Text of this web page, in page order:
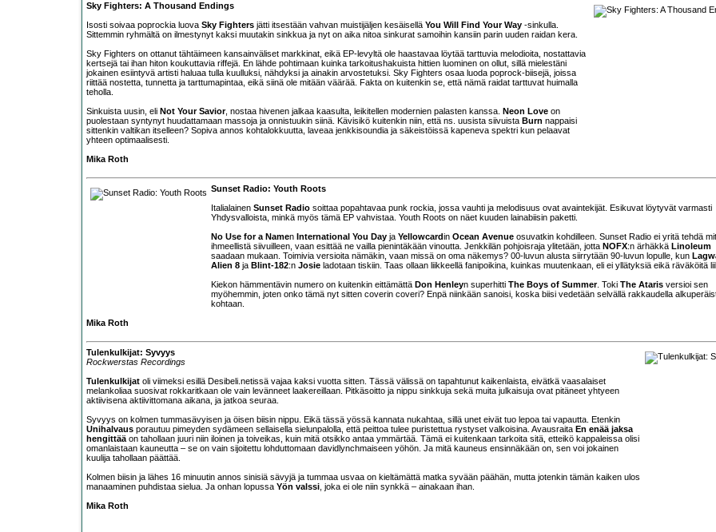
Sky Fighters: A Thousand Endings
Isosti soivaa poprockia luova Sky Fighters jätti itsestään vahvan muistijäljen kesäisellä You Will Find Your Way -sinkulla.
Sittemmin ryhmältä on ilmestynyt kaksi muutakin sinkkua ja nyt on aika nitoa sinkurat samoihin kansiin parin uuden raidan kera.
Sky Fighters on ottanut tähtäimeen kansainväliset markkinat, eikä EP-levyltä ole haastavaa löytää tarttuvia melodioita, nostattavia
kertsejä tai ihan hiton koukuttavia riffejä. En lähde pohtimaan kuinka tarkoitushakuista hittien luominen on ollut, sillä mielestäni
jokainen esiintyvä artisti haluaa tulla kuulluksi, nähdyksi ja ainakin arvostetuksi. Sky Fighters osaa luoda poprock-biisejä, joissa
riittää nostetta, tunnetta ja tarttumapintaa, eikä siinä ole mitään väärää. Fakta on kuitenkin se, että nämä raidat tarttuvat huimalla
teholla.
Sinkuista uusin, eli Not Your Savior, nostaa hivenen jalkaa kaasulta, leikitellen modernien palasten kanssa. Neon Love on
puolestaan syntynyt huudattamaan massoja ja onnistuukin siinä. Kävisikö kuitenkin niin, että ns. uusista siivuista Burn nappaisi
sittenkin valtikan itselleen? Sopiva annos kohtalokkuutta, laveaa jenkkisoundia ja säkeistöissä kapeneva spektri kun pelaavat
yhteen optimaalisesti.
Mika Roth
Sunset Radio: Youth Roots
Italialainen Sunset Radio soittaa popahtavaa punk rockia, jossa vauhti ja melodisuus ovat avaintekijät. Esikuvat löytyvät varmasti
Yhdysvalloista, minkä myös tämä EP vahvistaa. Youth Roots on näet kuuden lainabiisin paketti.
No Use for a Namen International You Day ja Yellowcardin Ocean Avenue osuvatkin kohdilleen. Sunset Radio ei yritä tehdä
ihmeellistä siivuilleen, vaan esittää ne vailla pienintäkään vinoutta. Jenkkilän pohjoisraja ylitetään, jotta NOFX:n ärhäkkä Linoleum
saadaan mukaan. Toimivia versioita nämäkin, vaan missä on oma näkemys? 00-luvun alusta siirrytään 90-luvun lopulle, kun
Alien 8 ja Blint-182:n Josie ladotaan tiskiin. Taas ollaan liikkeellä fanipoikina, kuinkas muutenkaan, eli ei yllätyksiä eikä räväköitä
Kiekon hämmentävin numero on kuitenkin eittämättä Don Henleyn superhitti The Boys of Summer. Toki The Ataris versioi sen
myöhemmin, joten onko tämä nyt sitten coverin coveri? Enpä niinkään sanoisi, koska biisi vedetään selvällä rakkaudella
kohtaan.
Mika Roth
Tulenkulkijat: Syvyys
Rockwerstas Recordings
Tulenkulkijat oli viimeksi esillä Desibeli.netissä vajaa kaksi vuotta sitten. Tässä välissä on tapahtunut kaikenlaista, eivätkä vaasalaiset
melankoliaa suosivat rokkaritkaan ole vain levänneet laakereillaan. Pitkäsoitto ja nippu sinkkuja sekä muita julkaisuja ovat pitäneet yhtyeen
aktiivisena aktiivittomana aikana, ja jatkoa seuraa.
Syvyys on kolmen tummasävyisen ja öisen biisin nippu. Eikä tässä yössä kannata nukahtaa, sillä unet eivät tuo lepoa tai vapautta. Etenkin
Unihalvaus porautuu pimeyden sydämeen sellaisella sielunpalolla, että peittoa tulee puristettua rystyset valkoisina. Avausraita En enää jaksa
hengittää on tahollaan juuri niin iloinen ja toiveikas, kuin mitä otsikko antaa ymmärtää. Tämä ei kuitenkaan tarkoita sitä, etteikö kappaleissa olisi
omanlaistaan kauneutta – se on vain sijoitettu lohduttomaan davidlynchmaiseen yöhön. Ja mitä kauneus ensinnäkään on, sen voi jokainen
kuulija tahollaan päättää.
Kolmen biisin ja lähes 16 minuutin annos sinisiä sävyjä ja tummaa usvaa on kieltämättä matka syvään päähän, mutta jotenkin tämän kaiken ulos
manaaminen puhdistaa sielua. Ja onhan lopussa Yön valssi , joka ei ole niin synkkä – ainakaan ihan.
Mika Roth